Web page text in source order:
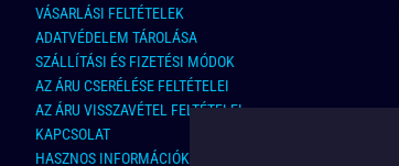
VÁSARLÁSI FELTÉTELEK
ADATVÉDELEM TÁROLÁSA
SZÁLLÍTÁSI ÉS FIZETÉSI MÓDOK
AZ ÁRU CSERÉLÉSE FELTÉTELEI
AZ ÁRU VISSZAVÉTEL FELTÉTELEI
KAPCSOLAT
HASZNOS INFORMÁCIÓK